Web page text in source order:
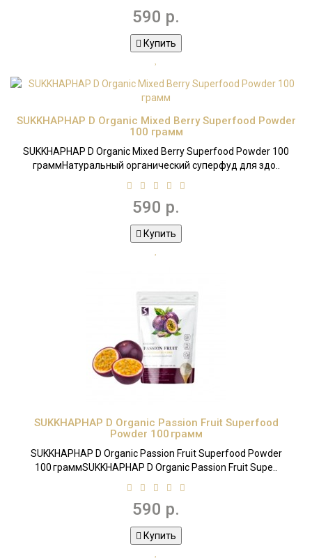
590 р.
Купить
SUKKHAPHAP D Organic Mixed Berry Superfood Powder
100 грамм
SUKKHAPHAP D Organic Mixed Berry Superfood Powder 100
граммНатуральный органический суперфуд для здо..
590 р.
Купить
SUKKHAPHAP D Organic Passion Fruit Superfood
Powder 100 грамм
SUKKHAPHAP D Organic Passion Fruit Superfood Powder
100 граммSUKKHAPHAP D Organic Passion Fruit Supe..
590 р.
Купить